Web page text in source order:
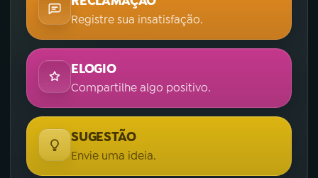
Registre sua insatisfação.
ELOGIO
Compartilhe algo positivo.
SUGESTÃO
Envie uma ideia.